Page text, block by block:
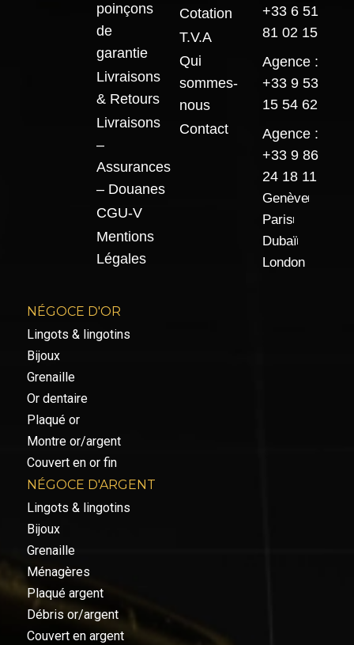
poinçons
de
garantie
Livraisons
& Retours
Livraisons
–
Assurances
– Douanes
CGU-V
Mentions
Légales
Cotation
T.V.A
Qui
sommes-
nous
Contact
+33 6 51
81 02 15
Agence :
+33 9 53
15 54 62
Agence :
+33 9 86
24 18 11
Genève
Paris
Dubaï
London
NÉGOCE D'OR
Lingots & lingotins
Bijoux
Grenaille
Or dentaire
Plaqué or
Montre or/argent
Couvert en or fin
NÉGOCE D'ARGENT
Lingots & lingotins
Bijoux
Grenaille
Ménagères
Plaqué argent
Débris or/argent
Couvert en argent